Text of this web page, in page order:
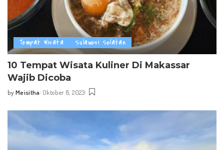
Tempat Wisata Sulawesi Selatan
10 Tempat Wisata Kuliner Di Makassar
Wajib Dicoba
Posted
by Meisitha Oktober 8, 2023